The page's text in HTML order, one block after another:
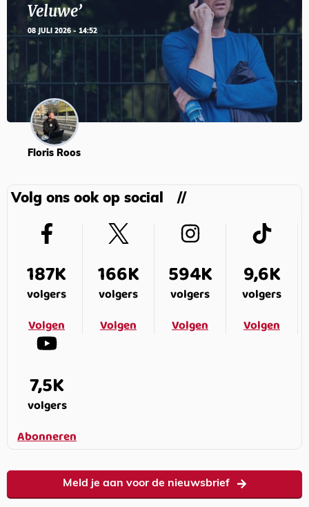
Veluwe’
08 JULI 2026 - 14:52
Floris Roos
Volg ons ook op social
187K
volgers
Volgen
166K
volgers
Volgen
594K
volgers
Volgen
9,6K
volgers
Volgen
7,5K
volgers
Abonneren
Meld je aan voor de nieuwsbrief